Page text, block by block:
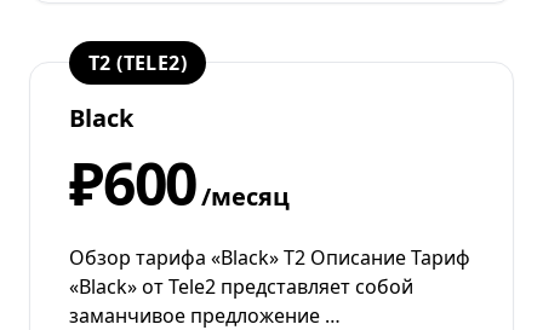
T2 (TELE2)
Black
₽600/месяц
Обзор тарифа «Black» Т2 Описание Тариф
«Black» от Tele2 представляет собой
заманчивое предложение …